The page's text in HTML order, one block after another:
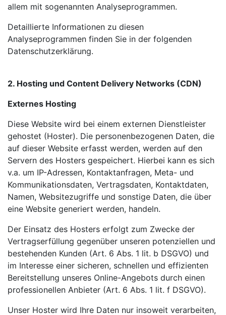
allem mit sogenannten Analyseprogrammen.
Detaillierte Informationen zu diesen
Analyseprogrammen finden Sie in der folgenden
Datenschutzerklärung.
2. Hosting und Content Delivery Networks (CDN)
Externes Hosting
Diese Website wird bei einem externen Dienstleister
gehostet (Hoster). Die personenbezogenen Daten, die
auf dieser Website erfasst werden, werden auf den
Servern des Hosters gespeichert. Hierbei kann es sich
v.a. um IP-Adressen, Kontaktanfragen, Meta- und
Kommunikationsdaten, Vertragsdaten, Kontaktdaten,
Namen, Websitezugriffe und sonstige Daten, die über
eine Website generiert werden, handeln.
Der Einsatz des Hosters erfolgt zum Zwecke der
Vertragserfüllung gegenüber unseren potenziellen und
bestehenden Kunden (Art. 6 Abs. 1 lit. b DSGVO) und
im Interesse einer sicheren, schnellen und effizienten
Bereitstellung unseres Online-Angebots durch einen
professionellen Anbieter (Art. 6 Abs. 1 lit. f DSGVO).
Unser Hoster wird Ihre Daten nur insoweit verarbeiten,